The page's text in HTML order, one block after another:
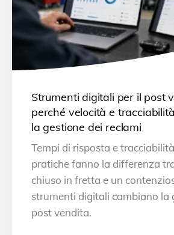
Strumenti digitali per il post
perché velocità e
la gestione dei reclami
Tempi di risposta e
pratiche fanno la differenza
chiuso in fretta e un
strumenti digitali cambiano la
post vendita.